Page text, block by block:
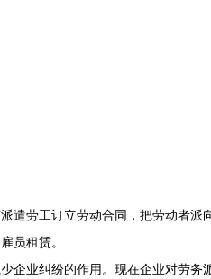
遣劳工订立劳动合同，把劳动者派
员租赁。
企业纠纷的作用。现在企业对劳务